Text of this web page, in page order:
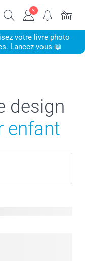
votre livre photo
Lancez-vous 📖
design
enfant